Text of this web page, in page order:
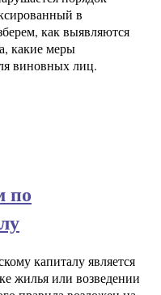
в
как выявляются
какие меры
виновных лиц.
по
капиталу является
жилья или возведении